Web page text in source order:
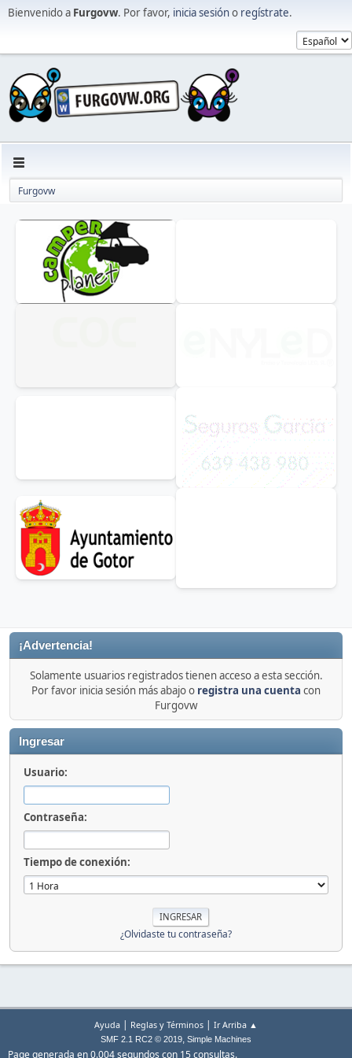
Bienvenido a Furgovw. Por favor, inicia sesióno regístrate.
Furgovw
¡Advertencia!
Solamente usuarios registrados tienen acceso a esta sección.
Por favor inicia sesión más abajo o registra una cuenta con
Furgovw
Ingresar
Usuario:
Contraseña:
Tiempo de conexión:
¿Olvidaste tu contraseña?
Ayuda | Reglas y Términos | Ir Arriba ▲
SMF 2.1 RC2 © 2019, Simple Machines
Page generada en 0.004 segundos con 15 consultas.